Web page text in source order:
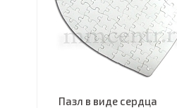
Пазл в виде сердца